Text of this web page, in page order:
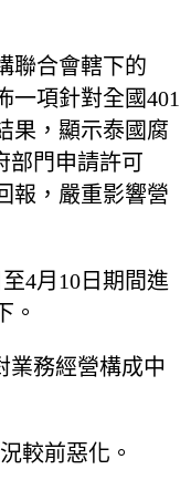
聯合會轄下的
一項針對全國401
果，顯示泰國腐
部門申請許可
報，嚴重影響營
4月10日期間進
。
業務經營構成中
較前惡化。